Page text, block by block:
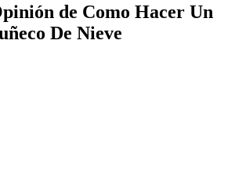
de Como Hacer Un
De Nieve